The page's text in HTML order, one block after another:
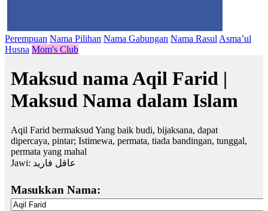
Perempuan Nama Pilihan Nama Gabungan Nama Rasul Asma’ul
Husna Mom's Club
Maksud nama Aqil Farid |
Maksud Nama dalam Islam
Aqil Farid bermaksud Yang baik budi, bijaksana, dapat
dipercaya, pintar; Istimewa, permata, tiada bandingan, tunggal,
permata yang mahal
Jawi: عاقل فاريد
Masukkan Nama: